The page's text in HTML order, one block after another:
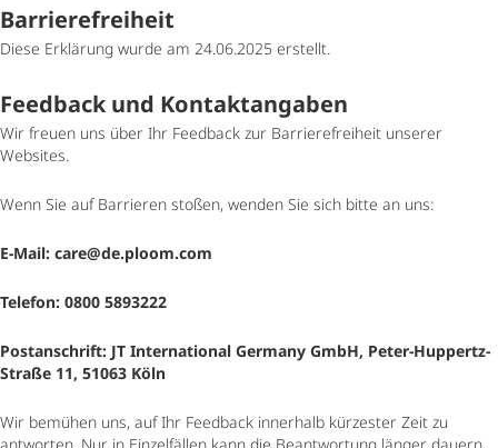
Barrierefreiheit
Diese Erklärung wurde am 24.06.2025 erstellt.
Feedback und Kontaktangaben
Wir freuen uns über Ihr Feedback zur Barrierefreiheit unserer
Websites.
Wenn Sie auf Barrieren stoßen, wenden Sie sich bitte an uns:
E-Mail: care@de.ploom.com
Telefon: 0800 5893222
Postanschrift: JT International Germany GmbH, Peter-Huppertz-
Straße 11, 51063 Köln
Wir bemühen uns, auf Ihr Feedback innerhalb kürzester Zeit zu